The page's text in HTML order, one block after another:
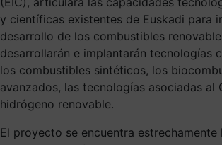
y científicas existentes de Euskadi para
desarrollo de los combustibles
desarrollarán e implantarán tecnologías
los combustibles sintéticos, los
avanzados, las tecnologías asociadas al
hidrógeno renovable.
El proyecto se encuentra